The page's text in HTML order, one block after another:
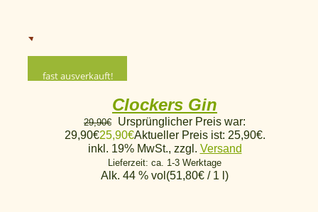
fast ausverkauft!
Clockers Gin
29,90€
Ursprünglicher Preis war:
29,90€25,90€Aktueller Preis ist: 25,90€.
inkl. 19% MwSt., zzgl. Versand
Lieferzeit: ca. 1-3 Werktage
Alk. 44 % vol (51,80€ / 1 l)